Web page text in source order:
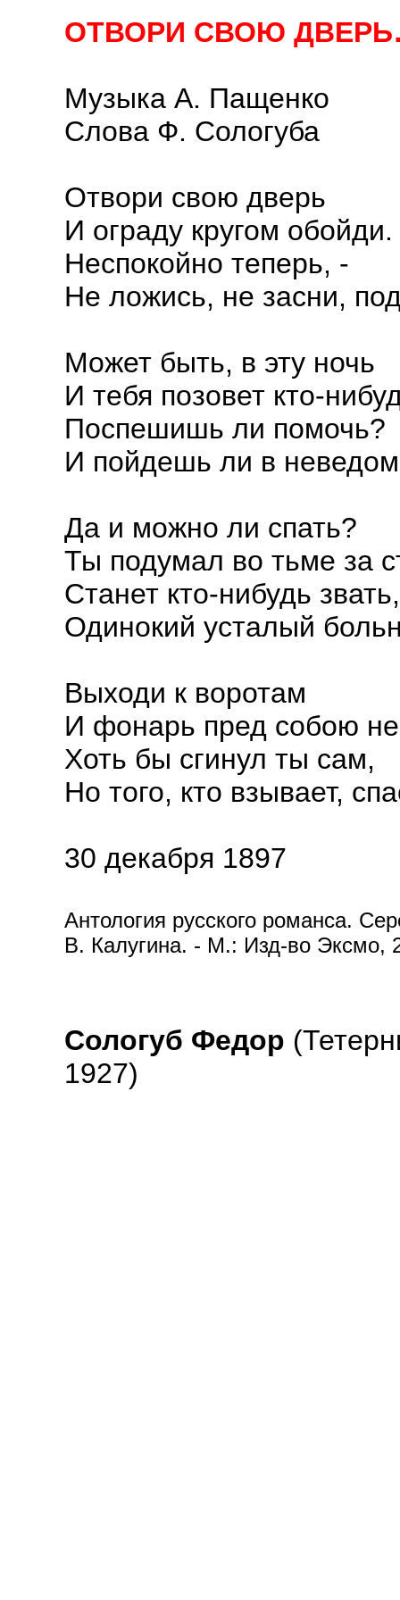
ОТВОРИ СВОЮ
Музыка А. Пащенко
Слова Ф. Сологуба
Отвори свою дверь
И ограду кругом обойди.
Неспокойно теперь, -
Не ложись, не засни,
Может быть, в эту ночь
И тебя позовет кто-
Поспешишь ли помочь?
И пойдешь ли в
Да и можно ли спать?
Ты подумал во тьме за
Станет кто-нибудь звать,
Одинокий усталый
Выходи к воротам
И фонарь пред собою
Хоть бы сгинул ты сам,
Но того, кто взывает,
30 декабря 1897
Антология русского романса.
В. Калугина. - М.: Изд-во Эксмо,
Сологуб Федор
1927)